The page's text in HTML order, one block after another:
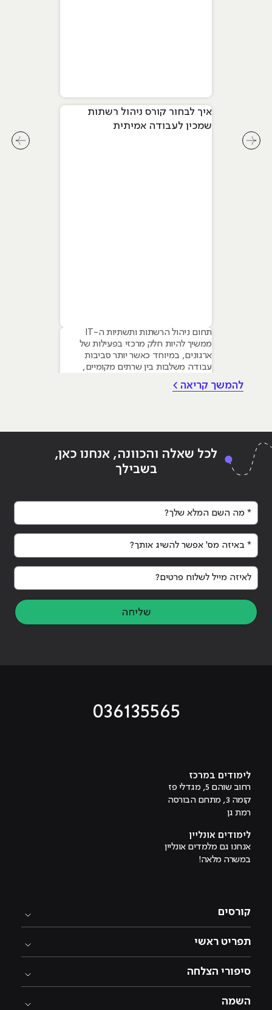
איך לבחור קורס ניהול רשתות
שמכין לעבודה אמיתית
תחום ניהול הרשתות ותשתיות ה-IT
ממשיך להיות חלק מרכזי בפעילות של
ארגונים, במיוחד כאשר יותר סביבות
עבודה משלבות בין שרתים מקומיים,
במשתמשים. עבור מי ששוקל ללמוד את
בשילוב כלי AI מתקדמים"
להמשך קריאה >
לחץ לחץ לשיקופית קודמת בסליידר מאמרים
לכל שאלה והכוונה, אנחנו כאן,
בשבילך
* מה השם המלא שלך?
* באיזה מס' אפשר להשיג אותך?
לאיזה מייל לשלוח פרטים?
שליחה
036135565
לימודים במרכז
רחוב שוהם 5, מגדלי פז
קומה 3, מתחם הבורסה
רמת גן
לימודים אונליין
אנחנו גם מלמדים אונליין
במשרה מלאה!
קורסים
תפריט ראשי
סיפורי הצלחה
השמה